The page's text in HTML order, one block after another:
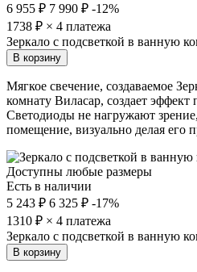
6 955 ₽ 7 990 ₽ -12%
1738 ₽ × 4 платежа
Зеркало с подсветкой в ванную
В корзину
Мягкое свечение, создаваемое
комнату Виласар, создает эффект
Светодиоды не нагружают
помещение, визуально делая его
Доступны любые размеры
Есть в наличии
5 243 ₽ 6 325 ₽ -17%
1310 ₽ × 4 платежа
Зеркало с подсветкой в ванную
В корзину